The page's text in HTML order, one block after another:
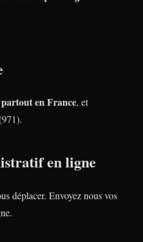
partout en France, et
en ligne
déplacer. Envoyez nous vos